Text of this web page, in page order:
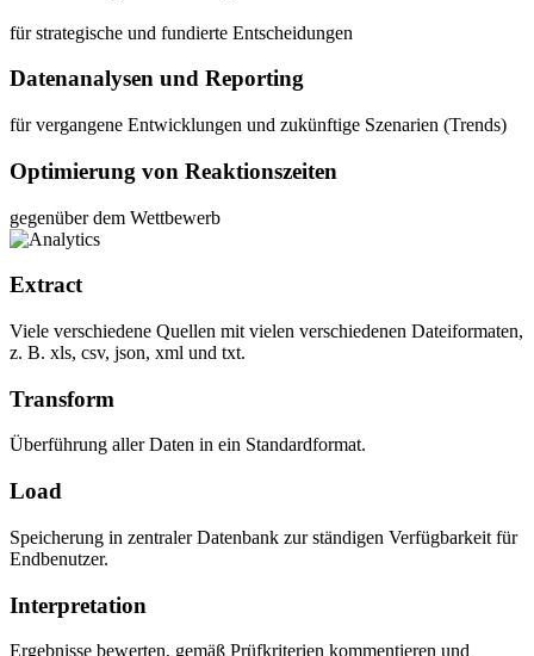
für strategische und fundierte Entscheidungen
Datenanalysen und Reporting
für vergangene Entwicklungen und zukünftige Szenarien (Trends)
Optimierung von Reaktionszeiten
gegenüber dem Wettbewerb
Extract
Viele verschiedene Quellen mit vielen verschiedenen Dateiformaten,
z. B. xls, csv, json, xml und txt.
Transform
Überführung aller Daten in ein Standardformat.
Load
Speicherung in zentraler Datenbank zur ständigen Verfügbarkeit für
Endbenutzer.
Interpretation
Ergebnisse bewerten, gemäß Prüfkriterien kommentieren und